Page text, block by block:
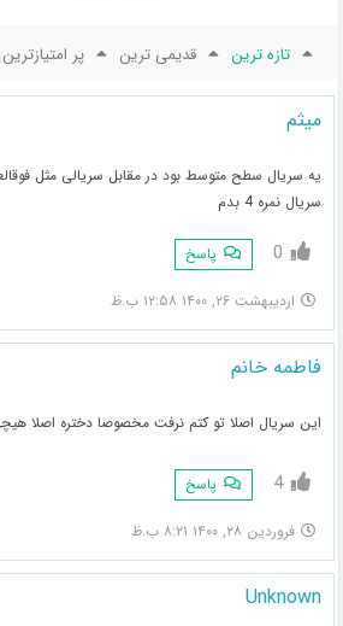
تازه ترین قدیمی ترین پر امتیازترین
میثم
یه سریال سطح متوسط بود در مقابل سریالی مثل
سریال نمره 4 بدم
0 پاسخ
اردیبهشت ۲۶, ۱۴۰۰ ۱۲:۵۸ ب.ظ
فاطمه خانم
این سریال اصلا تو کتم نرفت مخصوصا دختره اصلا
4 پاسخ
فروردین ۲۸, ۱۴۰۰ ۸:۲۱ ب.ظ
Unknown